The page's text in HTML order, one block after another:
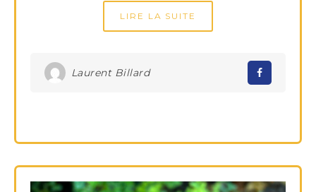
LIRE LA SUITE
Laurent Billard